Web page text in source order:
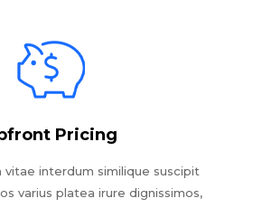
Pricing
vitae interdum similique suscipit
varius platea irure dignissimos,